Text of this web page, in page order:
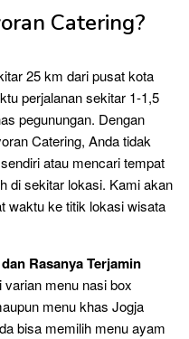
Catering?
25 km dari pusat kota
perjalanan sekitar 1-1,5
pegunungan. Dengan
Catering, Anda tidak
atau mencari tempat
di sekitar lokasi. Kami akan
waktu ke titik lokasi wisata
Rasanya Terjamin
menu nasi box
menu khas Jogja
bisa memilih menu ayam